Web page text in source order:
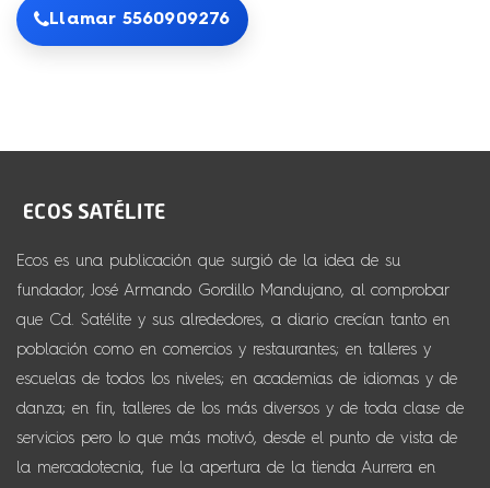
Llamar 5560909276
Ecos es una publicación que surgió de la idea de su
fundador, José Armando Gordillo Mandujano, al comprobar
que Cd. Satélite y sus alrededores, a diario crecían tanto en
población como en comercios y restaurantes; en talleres y
escuelas de todos los niveles; en academias de idiomas y de
danza; en fin, talleres de los más diversos y de toda clase de
servicios pero lo que más motivó, desde el punto de vista de
la mercadotecnia, fue la apertura de la tienda Aurrera en